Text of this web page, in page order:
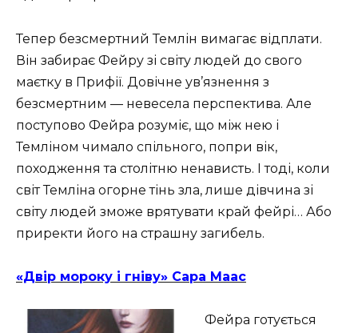
Тепер безсмертний Темлін вимагає відплати.
Він забирає Фейру зі світу людей до свого
маєтку в Прифії. Довічне ув’язнення з
безсмертним — невесела перспектива. Але
поступово Фейра розуміє, що між нею і
Темліном чимало спільного, попри вік,
походження та столітню ненависть. І тоді, коли
світ Темліна огорне тінь зла, лише дівчина зі
світу людей зможе врятувати край фейрі… Або
приректи його на страшну загибель.
«Двір мороку і гніву» Сара Маас
Фейра готується